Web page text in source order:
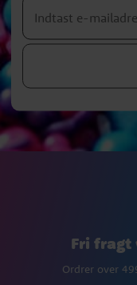
Fri fragt
Ordrer over